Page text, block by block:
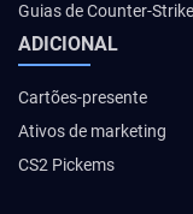
Guias de Counter-Strike
ADICIONAL
Cartões-presente
Ativos de marketing
CS2 Pickems